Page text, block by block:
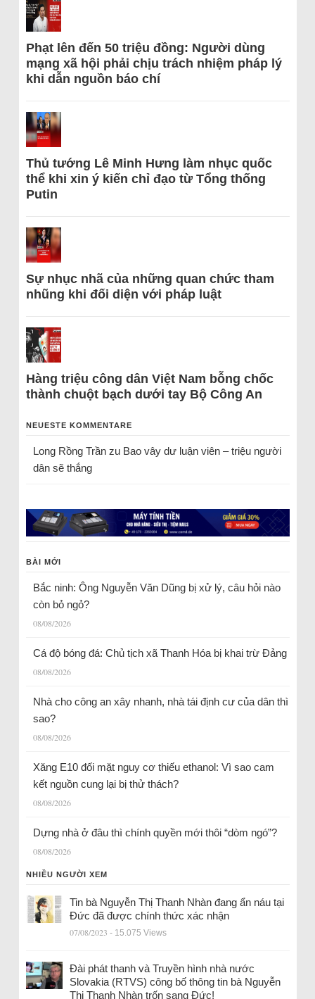
Phạt lên đến 50 triệu đồng: Người dùng
mạng xã hội phải chịu trách nhiệm pháp lý
khi dẫn nguồn báo chí
Thủ tướng Lê Minh Hưng làm nhục quốc
thể khi xin ý kiến chỉ đạo từ Tổng thống
Putin
Sự nhục nhã của những quan chức tham
nhũng khi đối diện với pháp luật
Hàng triệu công dân Việt Nam bỗng chốc
thành chuột bạch dưới tay Bộ Công An
NEUESTE KOMMENTARE
Long Rồng Trầnzu Bao vây dư luận viên – triệu người
dân sẽ thắng
BÀI MỚI
Bắc ninh: Ông Nguyễn Văn Dũng bị xử lý, câu hỏi nào
còn bỏ ngỏ?
08/08/2026
Cá độ bóng đá: Chủ tịch xã Thanh Hóa bị khai trừ Đảng
08/08/2026
Nhà cho công an xây nhanh, nhà tái định cư của dân thì
sao?
08/08/2026
Xăng E10 đối mặt nguy cơ thiếu ethanol: Vì sao cam
kết nguồn cung lại bị thử thách?
08/08/2026
Dựng nhà ở đâu thì chính quyền mới thôi “dòm ngó”?
08/08/2026
NHIỀU NGƯỜI XEM
Tin bà Nguyễn Thị Thanh Nhàn đang ẩn náu tại
Đức đã được chính thức xác nhận
07/08/2023 - 15.075 Views
Đài phát thanh và Truyền hình nhà nước
Slovakia (RTVS) công bố thông tin bà Nguyễn
Thị Thanh Nhàn trốn sang Đức!